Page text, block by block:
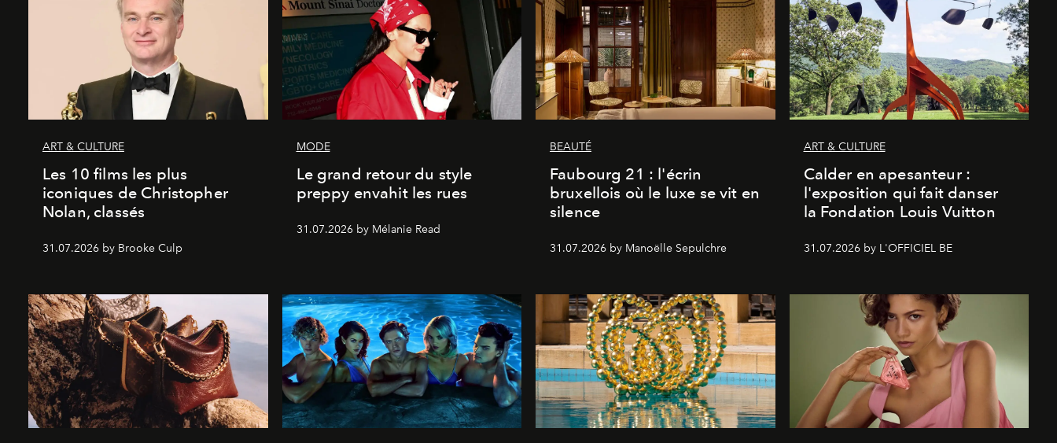
ART & CULTURE
Les 10 films les plus
iconiques de Christopher
Nolan, classés
31.07.2026 by Brooke Culp
MODE
Le grand retour du style
preppy envahit les rues
31.07.2026 by Mélanie Read
BEAUTÉ
Faubourg 21 : l'écrin
bruxellois où le luxe se vit en
silence
31.07.2026 by Manoëlle Sepulchre
ART & CULTURE
Calder en apesanteur :
l'exposition qui fait danser
la Fondation Louis Vuitton
31.07.2026 by L'OFFICIEL BE